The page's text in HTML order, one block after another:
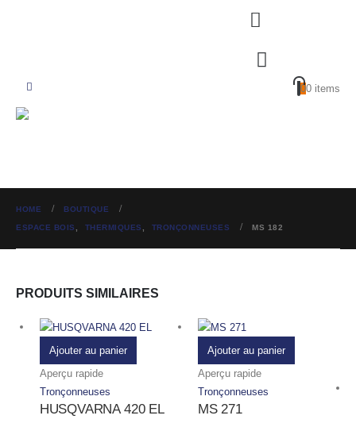
00 items
HOME BOUTIQUE
ESPACE BOIS THERMIQUES TRONÇONNEUSES MS 182
PRODUITS SIMILAIRES
Ajouter au panier
Aperçu rapide
Tronçonneuses
HUSQVARNA 420 EL
Ajouter au panier
Aperçu rapide
Tronçonneuses
MS 271